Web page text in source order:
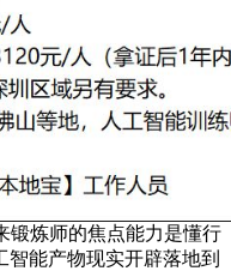
锻炼师的焦点能力是懂行
能产物现实开辟落地到